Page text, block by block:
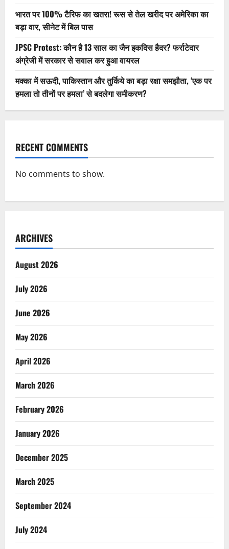
भारत पर 100% टैरिफ का खतरा! रूस से तेल खरीद पर अमेरिका का
बड़ा वार, सीनेट में बिल पास
JPSC Protest: कौन है 13 साल का जैन इकदिस हैदर? फर्राटेदार
अंग्रेजी में सरकार से सवाल कर हुआ वायरल
मक्का में सऊदी, पाकिस्तान और तुर्किये का बड़ा रक्षा समझौता, ‘एक पर
हमला तो तीनों पर हमला’ से बदलेगा समीकरण?
RECENT COMMENTS
No comments to show.
ARCHIVES
August 2026
July 2026
June 2026
May 2026
April 2026
March 2026
February 2026
January 2026
December 2025
March 2025
September 2024
July 2024